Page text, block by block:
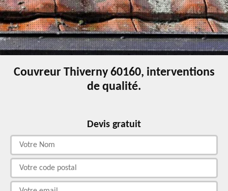
Couvreur Thiverny 60160, interventions
de qualité.
Devis gratuit